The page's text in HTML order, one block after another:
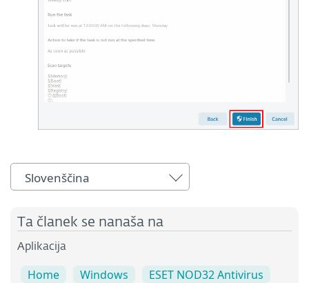
Slovenščina
Ta članek se nanaša na
Aplikacija
Home Windows
ESET NOD32 Antivirus